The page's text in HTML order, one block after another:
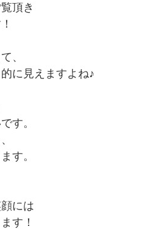
頂き
、
に見えますよね♪
す。
す。
には
す！